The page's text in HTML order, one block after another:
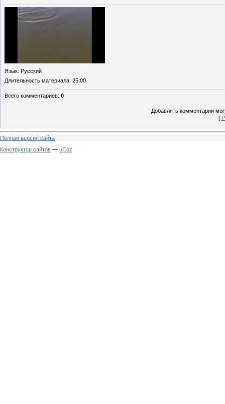
Язык: Русский
Длительность материала: 25:00
Всего комментариев: 0
Добавлять комментарии
[
Полная версия сайта
Конструктор сайтов — uCoz